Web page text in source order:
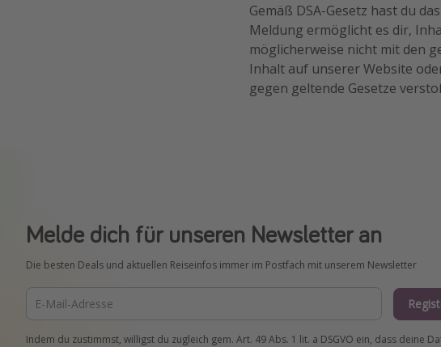
Gemäß DSA-Gesetz hast du
Meldung ermöglicht es dir,
möglicherweise nicht mit den
Inhalt auf unserer Website
gegen geltende Gesetze
Melde dich für unseren Newsletter an
Die besten Deals und aktuellen Reiseinfos immer im Postfach mit unserem Newsletter
Indem du zustimmst, willigst du zugleich gem. Art. 49 Abs. 1 lit. a DSGVO ein, dass deine